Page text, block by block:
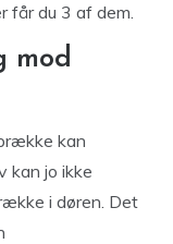
får du 3 af dem.
mod
kan
kan jo ikke
i døren. Det